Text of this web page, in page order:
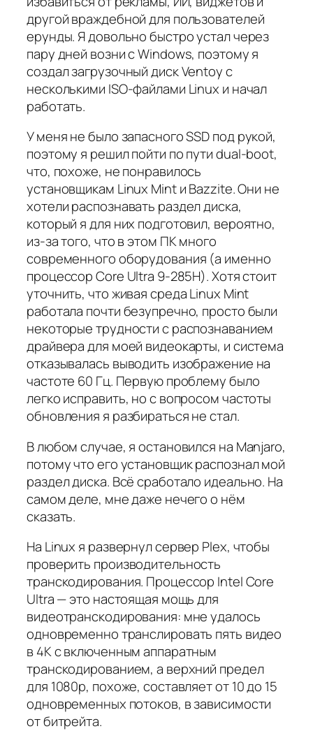
другой враждебной для пользователей
ерунды. Я довольно быстро устал через
пару дней возни с Windows, поэтому я
создал загрузочный диск Ventoy с
несколькими ISO-файлами Linux и начал
работать.
У меня не было запасного SSD под рукой,
поэтому я решил пойти по пути dual-boot,
что, похоже, не понравилось
установщикам Linux Mint и Bazzite. Они не
хотели распознавать раздел диска,
который я для них подготовил, вероятно,
из-за того, что в этом ПК много
современного оборудования (а именно
процессор Core Ultra 9-285H). Хотя стоит
уточнить, что живая среда Linux Mint
работала почти безупречно, просто были
некоторые трудности с распознаванием
драйвера для моей видеокарты, и система
отказывалась выводить изображение на
частоте 60 Гц. Первую проблему было
легко исправить, но с вопросом частоты
обновления я разбираться не стал.
В любом случае, я остановился на Manjaro,
потому что его установщик распознал мой
раздел диска. Всё сработало идеально. На
самом деле, мне даже нечего о нём
сказать.
На Linux я развернул сервер Plex, чтобы
проверить производительность
транскодирования. Процессор Intel Core
Ultra — это настоящая мощь для
видеотранскодирования: мне удалось
одновременно транслировать пять видео
в 4K с включенным аппаратным
транскодированием, а верхний предел
для 1080p, похоже, составляет от 10 до 15
одновременных потоков, в зависимости
от битрейта.